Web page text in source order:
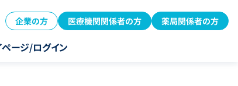
企業の方 医療機関関係者の方 薬局関係者の方
ージ/ログイン